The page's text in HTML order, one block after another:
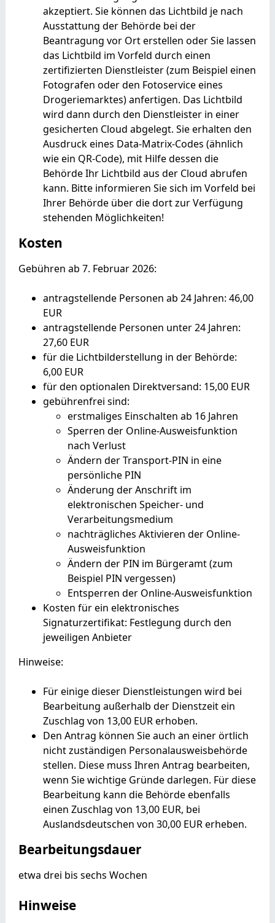
akzeptiert. Sie können das Lichtbild je nach
Ausstattung der Behörde bei der
Beantragung vor Ort erstellen oder Sie lassen
das Lichtbild im Vorfeld durch einen
zertifizierten Dienstleister (zum Beispiel einen
Fotografen oder den Fotoservice eines
Drogeriemarktes) anfertigen. Das Lichtbild
wird dann durch den Dienstleister in einer
gesicherten Cloud abgelegt. Sie erhalten den
Ausdruck eines Data-Matrix-Codes (ähnlich
wie ein QR-Code), mit Hilfe dessen die
Behörde Ihr Lichtbild aus der Cloud abrufen
kann. Bitte informieren Sie sich im Vorfeld bei
Ihrer Behörde über die dort zur Verfügung
stehenden Möglichkeiten!
Kosten
Gebühren ab 7. Februar 2026:
antragstellende Personen ab 24 Jahren: 46,00
EUR
antragstellende Personen unter 24 Jahren:
27,60 EUR
für die Lichtbilderstellung in der Behörde:
6,00 EUR
für den optionalen Direktversand: 15,00 EUR
gebührenfrei sind:
erstmaliges Einschalten ab 16 Jahren
Sperren der Online-Ausweisfunktion
nach Verlust
Ändern der Transport-PIN in eine
persönliche PIN
Änderung der Anschrift im
elektronischen Speicher- und
Verarbeitungsmedium
nachträgliches Aktivieren der Online-
Ausweisfunktion
Ändern der PIN im Bürgeramt (zum
Beispiel PIN vergessen)
Entsperren der Online-Ausweisfunktion
Kosten für ein elektronisches
Signaturzertifikat: Festlegung durch den
jeweiligen Anbieter
Hinweise:
Für einige dieser Dienstleistungen wird bei
Bearbeitung außerhalb der Dienstzeit ein
Zuschlag von 13,00 EUR erhoben.
Den Antrag können Sie auch an einer örtlich
nicht zuständigen Personalausweisbehörde
stellen. Diese muss Ihren Antrag bearbeiten,
wenn Sie wichtige Gründe darlegen. Für diese
Bearbeitung kann die Behörde ebenfalls
einen Zuschlag von 13,00 EUR, bei
Auslandsdeutschen von 30,00 EUR erheben.
Bearbeitungsdauer
etwa drei bis sechs Wochen
Hinweise